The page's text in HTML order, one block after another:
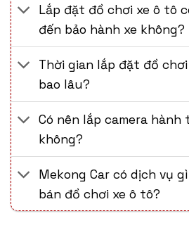
Lắp đặt đồ chơi xe ô tô
đến bảo hành xe không?
Thời gian lắp đặt đồ
bao lâu?
Có nên lắp camera hành
không?
Mekong Car có dịch vụ
bán đồ chơi xe ô tô?